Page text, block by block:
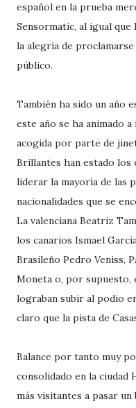
español en la prueba
Sensormatic, al igual
la alegría de
público.
También ha sido un año
este año se ha animado
acogida por parte de
Brillantes han estado los
liderar la mayoría de las
nacionalidades que se
La valenciana Beatriz
los canarios Ismael
Brasileño Pedro Veniss,
Moneta o, por supuesto,
lograban subir al podio
claro que la pista de
Balance por tanto muy
consolidado en la ciudad
más visitantes a pasar